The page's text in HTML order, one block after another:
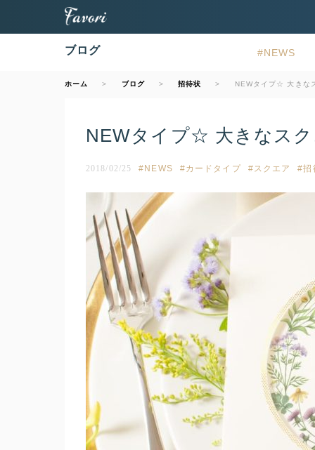
ブログ NEWS
ホーム ブログ 招待状 NEWタイプ☆ 大きな
NEWタイプ☆ 大きなス
2018/02/25 NEWS カードタイプ スクエア 招